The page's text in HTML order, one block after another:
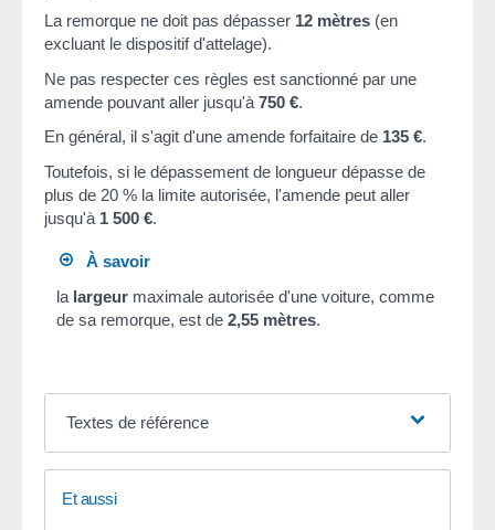
La remorque ne doit pas dépasser 12 mètres (en
excluant le dispositif d'attelage).
Ne pas respecter ces règles est sanctionné par une
amende pouvant aller jusqu'à 750 €.
En général, il s'agit d'une amende forfaitaire de 135 €.
Toutefois, si le dépassement de longueur dépasse de
plus de 20 % la limite autorisée, l'amende peut aller
jusqu'à 1 500 €.
À savoir
la largeur maximale autorisée d'une voiture, comme
de sa remorque, est de2,55 mètres.
Textes de référence
Et aussi